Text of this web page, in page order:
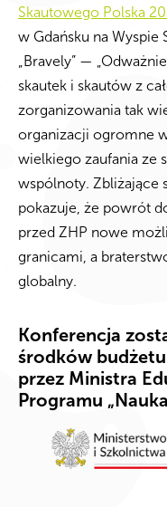
Skautowego Polska
w Gdańsku na Wyspie
„Bravely” —
skautek i skautów z
zorganizowania tak
organizacji ogromne
wielkiego zaufania ze
wspólnoty. Zbliżające
pokazuje, że powrót
przed ZHP nowe
granicami, a
globalny.
Konferencja
środków
przez Ministra
Programu